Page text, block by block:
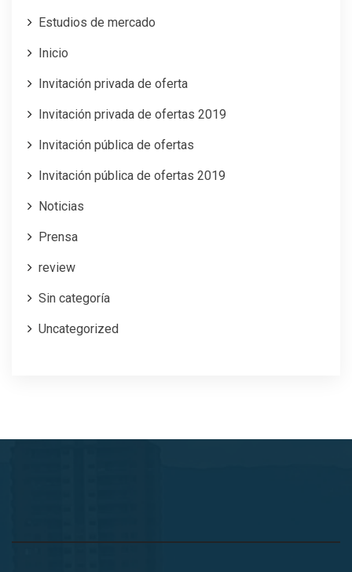
Estudios de mercado
Inicio
Invitación privada de oferta
Invitación privada de ofertas 2019
Invitación pública de ofertas
Invitación pública de ofertas 2019
Noticias
Prensa
review
Sin categoría
Uncategorized